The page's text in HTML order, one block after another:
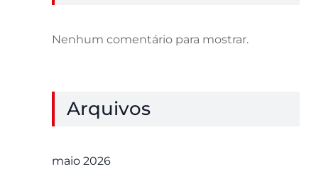
Nenhum comentário para mostrar.
Arquivos
maio 2026